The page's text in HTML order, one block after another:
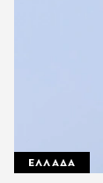
ΕΛΛΑΔΑ